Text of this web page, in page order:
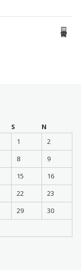
S
N
1
2
8
9
15
16
22
23
29
30